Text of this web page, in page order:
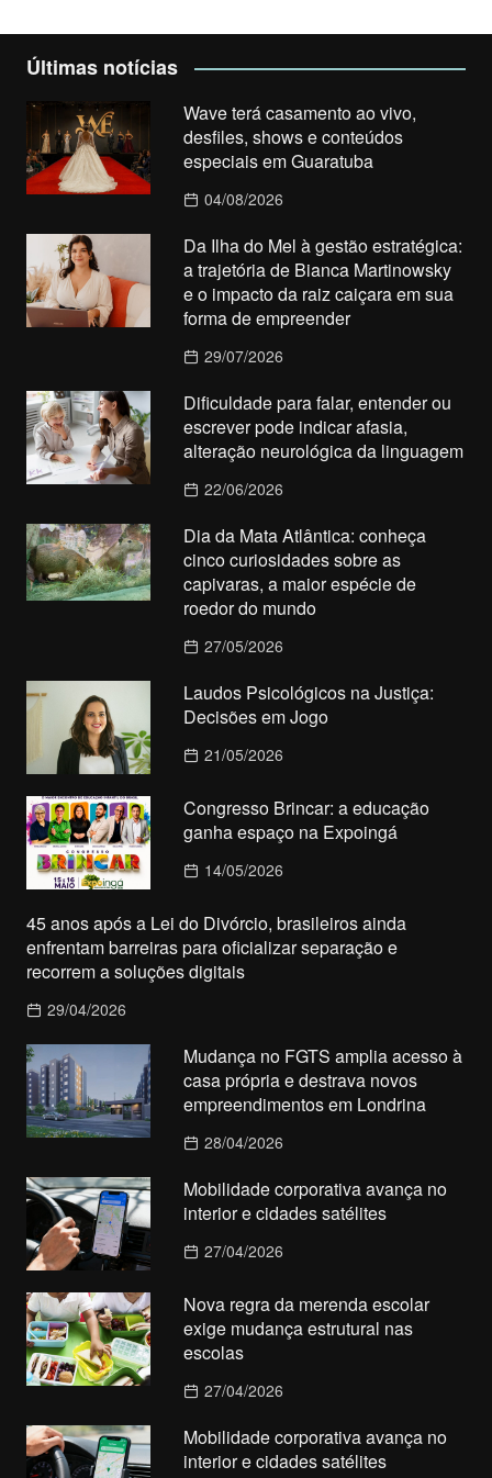
Últimas notícias
Wave terá casamento ao vivo,
desfiles, shows e conteúdos
especiais em Guaratuba
04/08/2026
Da Ilha do Mel à gestão estratégica:
a trajetória de Bianca Martinowsky
e o impacto da raiz caiçara em sua
forma de empreender
29/07/2026
Dificuldade para falar, entender ou
escrever pode indicar afasia,
alteração neurológica da linguagem
22/06/2026
Dia da Mata Atlântica: conheça
cinco curiosidades sobre as
capivaras, a maior espécie de
roedor do mundo
27/05/2026
Laudos Psicológicos na Justiça:
Decisões em Jogo
21/05/2026
Congresso Brincar: a educação
ganha espaço na Expoingá
14/05/2026
45 anos após a Lei do Divórcio, brasileiros ainda
enfrentam barreiras para oficializar separação e
recorrem a soluções digitais
29/04/2026
Mudança no FGTS amplia acesso à
casa própria e destrava novos
empreendimentos em Londrina
28/04/2026
Mobilidade corporativa avança no
interior e cidades satélites
27/04/2026
Nova regra da merenda escolar
exige mudança estrutural nas
escolas
27/04/2026
Mobilidade corporativa avança no
interior e cidades satélites